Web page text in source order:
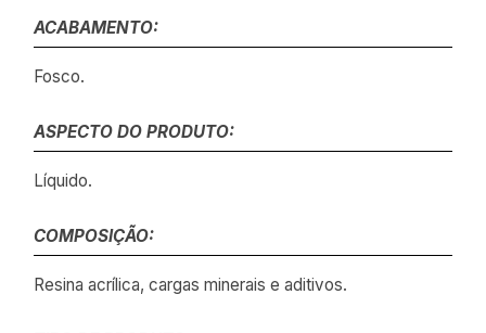
ACABAMENTO:
Fosco.
ASPECTO DO PRODUTO:
Líquido.
COMPOSIÇÃO:
Resina acrílica, cargas minerais e aditivos.